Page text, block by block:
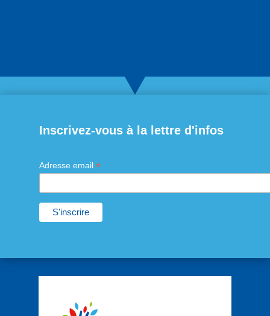
Inscrivez-vous à la lettre d'infos
Adresse email *